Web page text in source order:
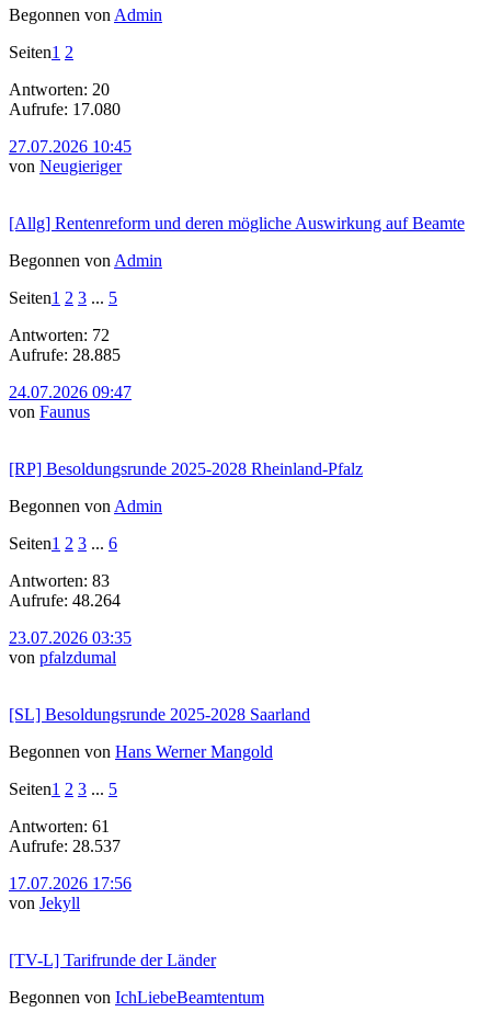
Begonnen von Admin
Seiten1 2
Antworten: 20
Aufrufe: 17.080
27.07.2026 10:45
von Neugieriger
[Allg] Rentenreform und deren mögliche Auswirkung auf Beamte
Begonnen von Admin
Seiten1 2 3 ... 5
Antworten: 72
Aufrufe: 28.885
24.07.2026 09:47
von Faunus
[RP] Besoldungsrunde 2025-2028 Rheinland-Pfalz
Begonnen von Admin
Seiten1 2 3 ... 6
Antworten: 83
Aufrufe: 48.264
23.07.2026 03:35
von pfalzdumal
[SL] Besoldungsrunde 2025-2028 Saarland
Begonnen von Hans Werner Mangold
Seiten1 2 3 ... 5
Antworten: 61
Aufrufe: 28.537
17.07.2026 17:56
von Jekyll
[TV-L] Tarifrunde der Länder
Begonnen von IchLiebeBeamtentum